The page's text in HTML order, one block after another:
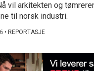
vil arkitekten og
til norsk industri.
• REPORTASJE